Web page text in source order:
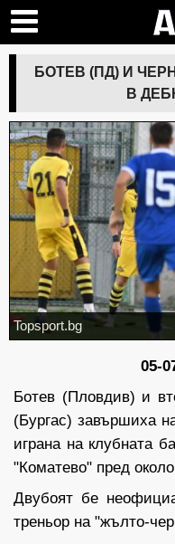
БОТЕВ (ПД) И
В
Topsport.bg
05-
Ботев (Пловдив) и
(Бургас) завършиха
играна на клубната
"Коматево" пред
Двубоят бе
треньор на "жълто-